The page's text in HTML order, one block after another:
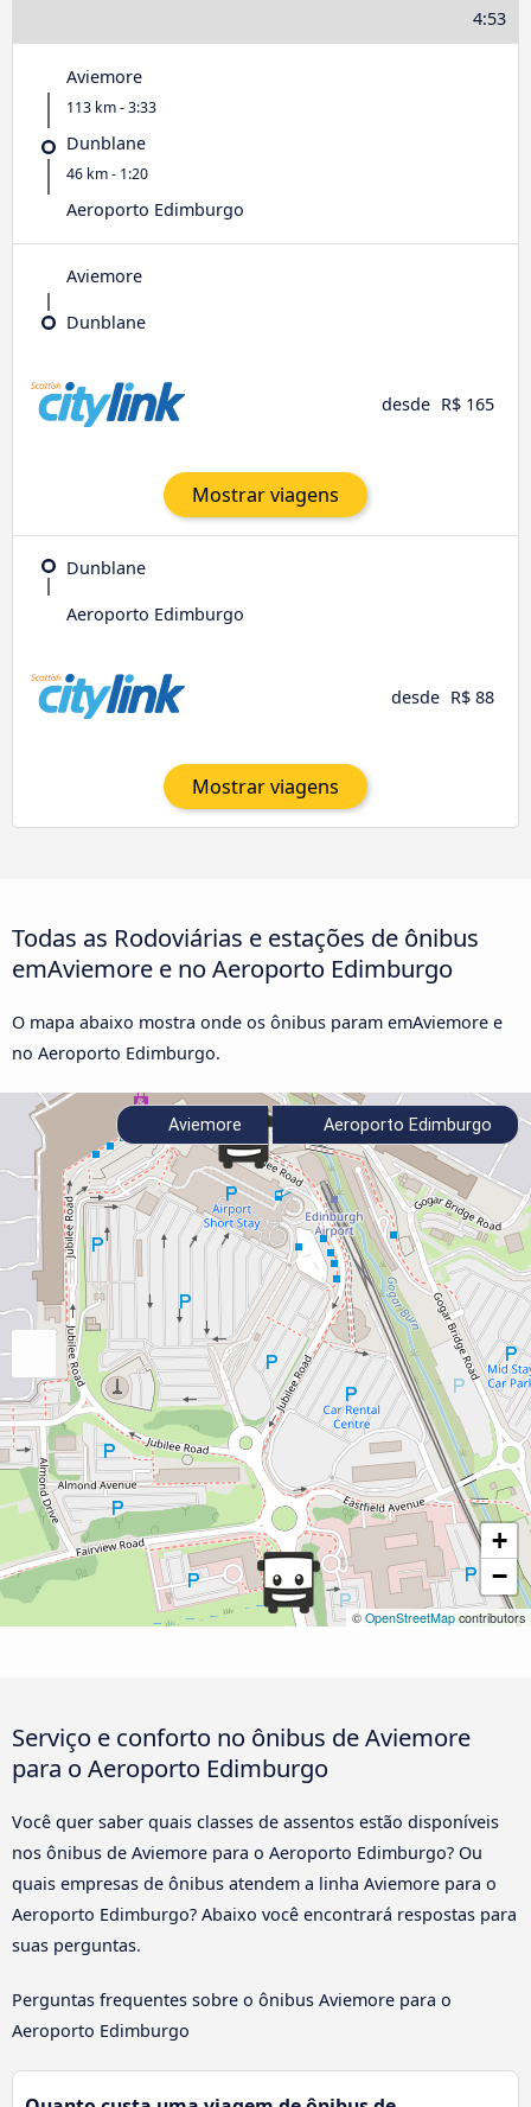
4:53
Aviemore
113 km - 3:33
Dunblane
46 km - 1:20
Aeroporto Edimburgo
Aviemore
Dunblane
desde R$ 165
Mostrar viagens
Dunblane
Aeroporto Edimburgo
desde R$ 88
Mostrar viagens
Todas as Rodoviárias e estações de ônibus
emAviemore e no Aeroporto Edimburgo
O mapa abaixo mostra onde os ônibus param emAviemore e
no Aeroporto Edimburgo.
+
−
© OpenStreetMap contributors
Aviemore Aeroporto Edimburgo
Serviço e conforto no ônibus de Aviemore
para o Aeroporto Edimburgo
Você quer saber quais classes de assentos estão disponíveis
nos ônibus de Aviemore para o Aeroporto Edimburgo? Ou
quais empresas de ônibus atendem a linha Aviemore para o
Aeroporto Edimburgo? Abaixo você encontrará respostas para
suas perguntas.
Perguntas frequentes sobre o ônibus Aviemore para o
Aeroporto Edimburgo